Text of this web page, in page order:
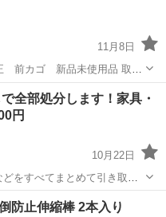
11月8日
前カゴ 新品未使用品 取り
つけます。 必要であれば2つ
全部処分します！家具・
円
10月22日
をすべてまとめて引き取っ
ですが、購入から7か月ほど
ニトリ製品です。高級品では
防止伸縮棒 2本入り